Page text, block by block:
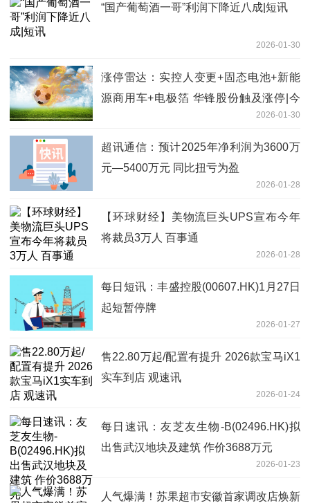
“国产葡萄酒一哥”利润下降近八成|短讯
2026-01-30
涨停雷达：实控人变更+固态电池+新能
源商用车+电极箔 华锋股份触及涨停|今
2026-01-30
超讯通信：预计2025年净利润为3600万
元—5400万元 同比扭亏为盈
2026-01-28
【环球财经】美物流巨头UPS宣布今年
将裁员3万人 百事通
2026-01-28
每日短讯：丰盛控股(00607.HK)1月27日
起短暂停牌
2026-01-27
售22.80万起/配置有提升 2026款宝马iX1
实车到店 观速讯
2026-01-24
每日速讯：友芝友生物-B(02496.HK)拟
出售武汉地块及建筑 作价3688万元
2026-01-23
人气爆满！苏果超市安徽首家调改店焕新